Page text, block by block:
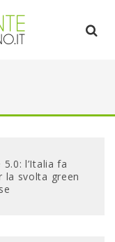
l’Italia fa
la svolta green